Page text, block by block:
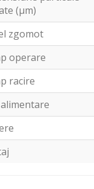
(μm)
zgomot
operare
racire